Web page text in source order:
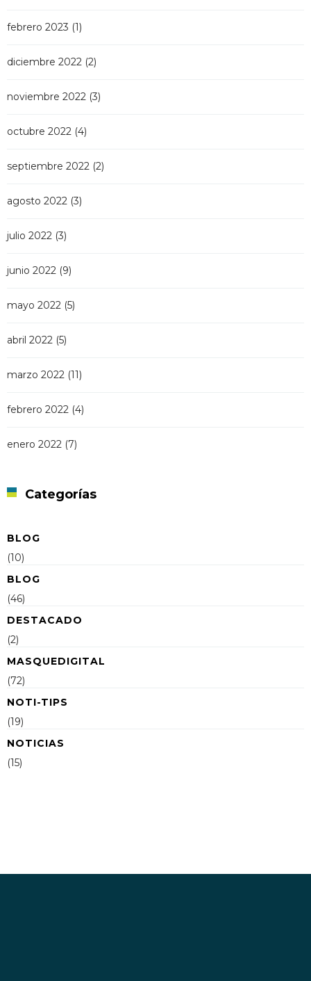
febrero 2023 (1)
diciembre 2022 (2)
noviembre 2022 (3)
octubre 2022 (4)
septiembre 2022 (2)
agosto 2022 (3)
julio 2022 (3)
junio 2022 (9)
mayo 2022 (5)
abril 2022 (5)
marzo 2022 (11)
febrero 2022 (4)
enero 2022 (7)
Categorías
BLOG
(10)
BLOG
(46)
DESTACADO
(2)
MASQUEDIGITAL
(72)
NOTI-TIPS
(19)
NOTICIAS
(15)